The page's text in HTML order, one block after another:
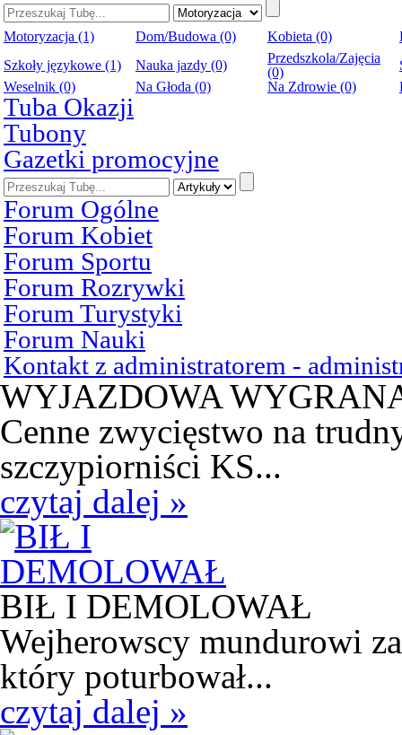
Motoryzacja (1) Dom/Budowa (0) Kobieta (0)
Szkoły językowe (1)
Nauka jazdy (0)
Przedszkola/Zajęcia
(0)
Weselnik (0)
Na Głoda (0) Na Zdrowie (0)
Tuba Okazji
Tubony
Gazetki promocyjne
Forum Ogólne
Forum Kobiet
Forum Sportu
Forum Rozrywki
Forum Turystyki
Forum Nauki
Kontakt z administratorem -
WYJAZDOWA
Cenne zwycięstwo na
szczypiorniści KS...
czytaj dalej »
BIŁ I DEMOLOWAŁ
Wejherowscy mundurowi
który poturbował...
czytaj dalej »